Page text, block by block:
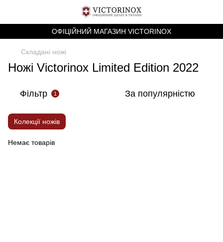
ОФІЦІЙНИЙ МАГАЗИН VICTORINOX
Складані ножі
Ножі Victorinox Limited Edition 2022
Фільтр 1 За популярністю
Колекції ножів
Немає товарів